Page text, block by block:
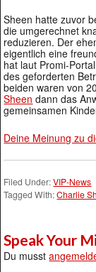
Sheen hatte zuvor
die umgerechnet
reduzieren. Der
eigentlich eine
hat laut Promi-
des geforderten
beiden waren von
Sheen dann das
gemeinsamen
Deine Meinung zu
Filed Under:VIP-News
Tagged With:Charlie
Speak Your
Du musst